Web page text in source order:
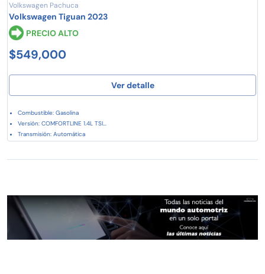
Volkswagen Pachuca
Volkswagen Tiguan 2023
PRECIO ALTO
$549,000
Ver detalle
Combustible: Gasolina
Versión: COMFORTLINE 1.4L TSI...
Transmisión: Automática